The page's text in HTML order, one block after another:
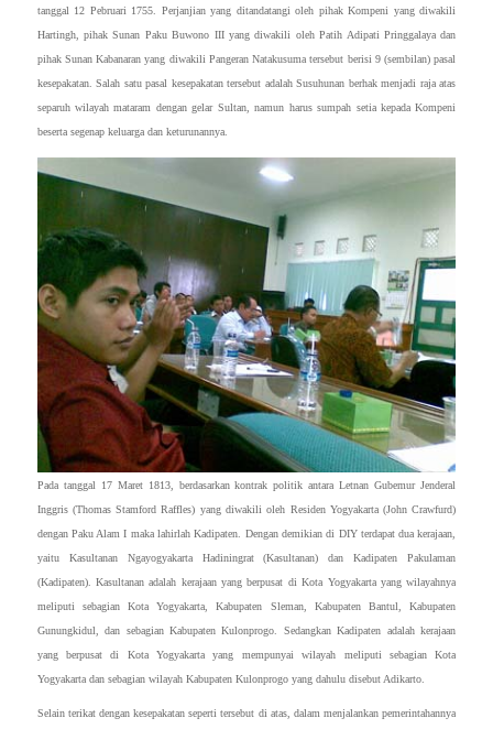
tanggal 12 Pebruari 1755. Perjanjian yang ditandatangi oleh pihak Kompeni yang diwakili
Hartingh, pihak Sunan Paku Buwono III yang diwakili oleh Patih Adipati Pringgalaya dan
pihak Sunan Kabanaran yang diwakili Pangeran Natakusuma tersebut berisi 9 (sembilan) pasal
kesepakatan. Salah satu pasal kesepakatan tersebut adalah Susuhunan berhak menjadi raja atas
separuh wilayah mataram dengan gelar Sultan, namun harus sumpah setia kepada Kompeni
beserta segenap keluarga dan keturunannya.
Pada tanggal 17 Maret 1813, berdasarkan kontrak politik antara Letnan Gubemur Jenderal
Inggris (Thomas Stamford Raffles) yang diwakili oleh Residen Yogyakarta (John Crawfurd)
dengan Paku Alam I maka lahirlah Kadipaten. Dengan demikian di DIY terdapat dua kerajaan,
yaitu Kasultanan Ngayogyakarta Hadiningrat (Kasultanan) dan Kadipaten Pakulaman
(Kadipaten). Kasultanan adalah kerajaan yang berpusat di Kota Yogyakarta yang wilayahnya
meliputi sebagian Kota Yogyakarta, Kabupaten Sleman, Kabupaten Bantul, Kabupaten
Gunungkidul, dan sebagian Kabupaten Kulonprogo. Sedangkan Kadipaten adalah kerajaan
yang berpusat di Kota Yogyakarta yang mempunyai wilayah meliputi sebagian Kota
Yogyakarta dan sebagian wilayah Kabupaten Kulonprogo yang dahulu disebut Adikarto.
Selain terikat dengan kesepakatan seperti tersebut di atas, dalam menjalankan pemerintahannya